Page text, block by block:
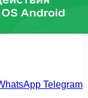
Telegram